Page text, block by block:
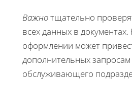
Важнотщательно
всех данных в
оформлении может
дополнительных
обслуживающего